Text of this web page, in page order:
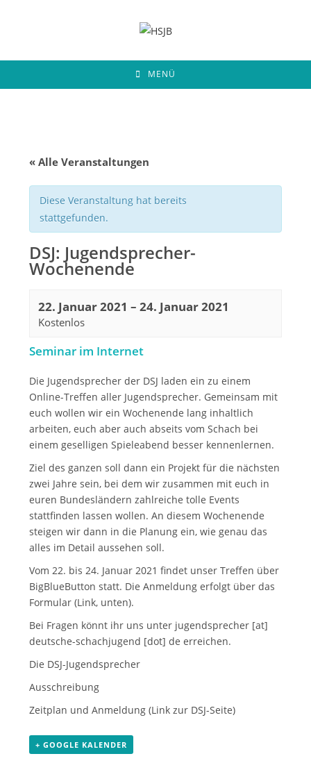
MENÜ
« Alle Veranstaltungen
Diese Veranstaltung hat bereits
stattgefunden.
DSJ: Jugendsprecher-
Wochenende
22. Januar 2021 –24. Januar 2021
Kostenlos
Seminar im Internet
Die Jugendsprecher der DSJ laden ein zu einem
Online-Treffen aller Jugendsprecher. Gemeinsam mit
euch wollen wir ein Wochenende lang inhaltlich
arbeiten, euch aber auch abseits vom Schach bei
einem geselligen Spieleabend besser kennenlernen.
Ziel des ganzen soll dann ein Projekt für die nächsten
zwei Jahre sein, bei dem wir zusammen mit euch in
euren Bundesländern zahlreiche tolle Events
stattfinden lassen wollen. An diesem Wochenende
steigen wir dann in die Planung ein, wie genau das
alles im Detail aussehen soll.
Vom 22. bis 24. Januar 2021 findet unser Treffen über
BigBlueButton statt. Die Anmeldung erfolgt über das
Formular (Link, unten).
Bei Fragen könnt ihr uns unter jugendsprecher [at]
deutsche-schachjugend [dot] de erreichen.
Die DSJ-Jugendsprecher
Ausschreibung
Zeitplan und Anmeldung (Link zur DSJ-Seite)
+ GOOGLE KALENDER